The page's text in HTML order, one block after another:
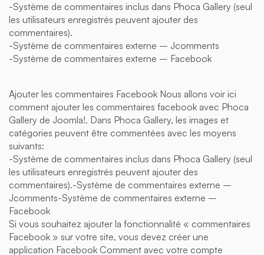
-Système de commentaires inclus dans Phoca Gallery (seul
les utilisateurs enregistrés peuvent ajouter des
commentaires).
-Système de commentaires externe – Jcomments
-Système de commentaires externe – Facebook
Ajouter les commentaires Facebook Nous allons voir ici
comment ajouter les commentaires facebook avec Phoca
Gallery de Joomla!. Dans Phoca Gallery, les images et
catégories peuvent être commentées avec les moyens
suivants:
-Système de commentaires inclus dans Phoca Gallery (seul
les utilisateurs enregistrés peuvent ajouter des
commentaires).-Système de commentaires externe –
Jcomments-Système de commentaires externe –
Facebook
Si vous souhaitez ajouter la fonctionnalité « commentaires
Facebook » sur votre site, vous devez créer une
application Facebook Comment avec votre compte